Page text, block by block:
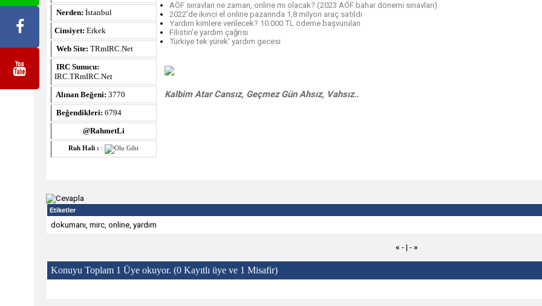
Nerden: İstanbul
Cinsiyet: Erkek
Web Site: TRmIRC.Net
IRC Sunucu:
IRC.TRmIRC.Net
Alınan Beğeni: 3770
Beğendikleri: 6794
@RahmetLi
Ruh Hali : :
AÖF sınavları ne zaman, online mı olacak? (2023 AÖF bahar dönemi sınavları)
2022'de ikinci el online pazarında 1,8 milyon araç satıldı
Yardım kimlere verilecek? 10.000 TL ödeme başvuruları
Filistin'e yardım çağrısı
Türkiye tek yürek' yardım gecesi
Kalbim Atar Cansız, Geçmez Gün Ahsız, Vahsız..
Etiketler
dokumanı, mirc, online, yardım
« - | - »
Konuyu Toplam 1 Üye okuyor. (0 Kayıtlı üye ve 1 Misafir)